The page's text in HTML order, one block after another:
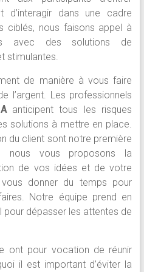
dans une cadre
ciblés, nous faisons appel à
avec des solutions de
stimulantes.
de manière à vous faire
l’argent. Les professionnels
anticipent tous les risques
solutions à mettre en place.
du client sont notre première
nous vous proposons la
de vos idées et de votre
donner du temps pour
Notre équipe prend en
dépasser les attentes de
ont pour vocation de réunir
il est important d’éviter la